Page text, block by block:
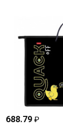
688.79 ₽